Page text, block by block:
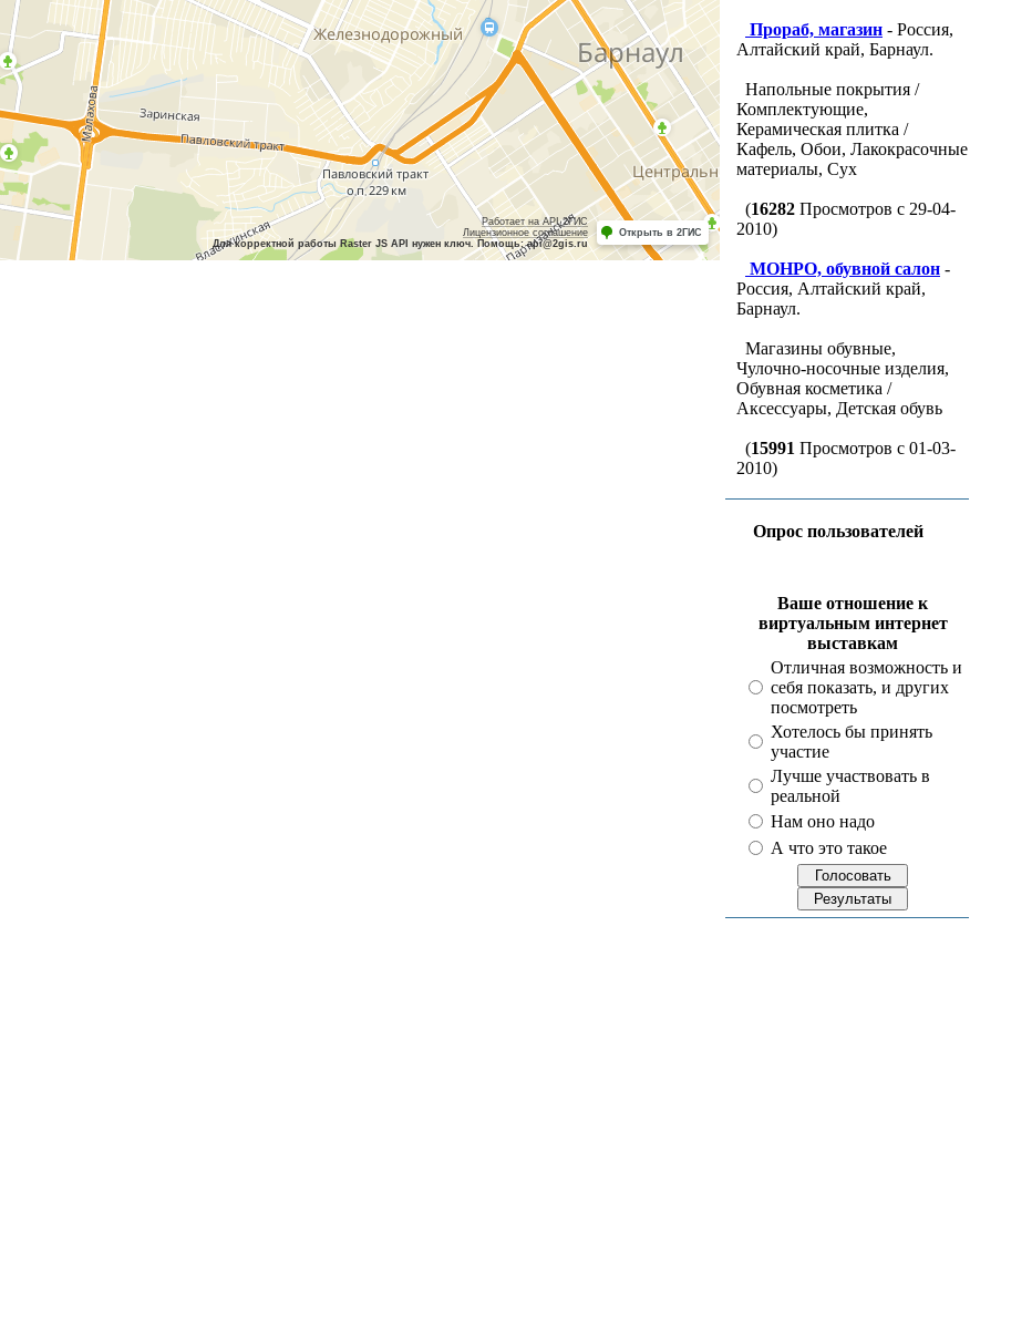
Работает на API 2ГИС
Лицензионное соглашение
Для корректной работы Raster JS API нужен ключ. Помощь: api@2gis.ru
Открыть в 2ГИС
Прораб, магазин - Россия,
Алтайский край, Барнаул.
Напольные покрытия /
Комплектующие,
Керамическая плитка /
Кафель, Обои, Лакокрасочные
материалы, Сух
(16282 Просмотров с 29-04-
2010)
МОНРО, обувной салон -
Россия, Алтайский край,
Барнаул.
Магазины обувные,
Чулочно-носочные изделия,
Обувная косметика /
Аксессуары, Детская обувь
(15991 Просмотров с 01-03-
2010)
Опрос пользователей
Ваше отношение к
виртуальным интернет
выставкам
Отличная возможность и
себя показать, и других
посмотреть
Хотелось бы принять
участие
Лучше участвовать в
реальной
Нам оно надо
А что это такое